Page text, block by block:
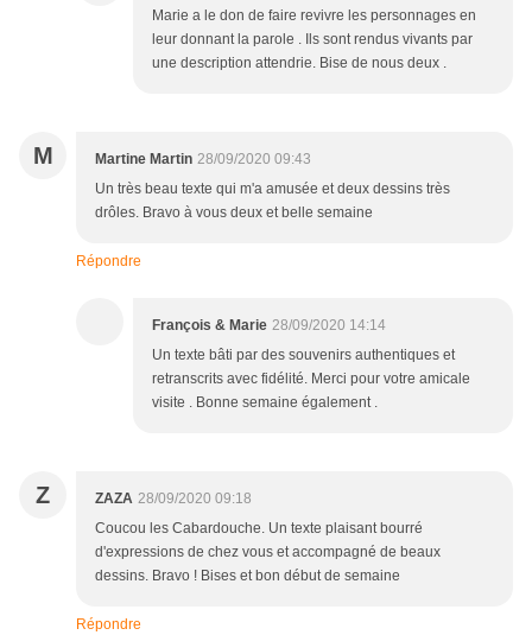
Marie a le don de faire revivre les personnages en
leur donnant la parole . Ils sont rendus vivants par
une description attendrie. Bise de nous deux .
M Martine Martin 28/09/2020 09:43
Un très beau texte qui m'a amusée et deux dessins très
drôles. Bravo à vous deux et belle semaine
Répondre
François & Marie 28/09/2020 14:14
Un texte bâti par des souvenirs authentiques et
retranscrits avec fidélité. Merci pour votre amicale
visite . Bonne semaine également .
Z ZAZA 28/09/2020 09:18
Coucou les Cabardouche. Un texte plaisant bourré
d'expressions de chez vous et accompagné de beaux
dessins. Bravo ! Bises et bon début de semaine
Répondre